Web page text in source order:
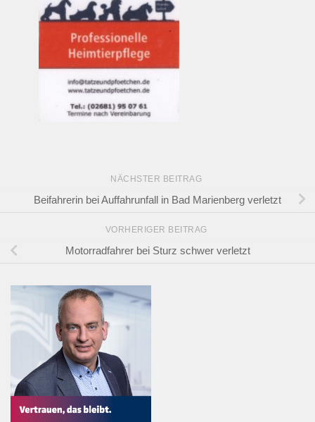
NÄCHSTER BEITRAG
Beifahrerin bei Auffahrunfall in Bad Marienberg verletzt
VORHERIGER BEITRAG
Motorradfahrer bei Sturz schwer verletzt